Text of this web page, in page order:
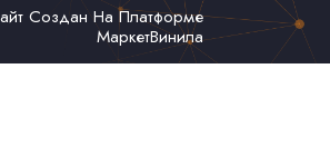
Создан На Платформе
МаркетВинила